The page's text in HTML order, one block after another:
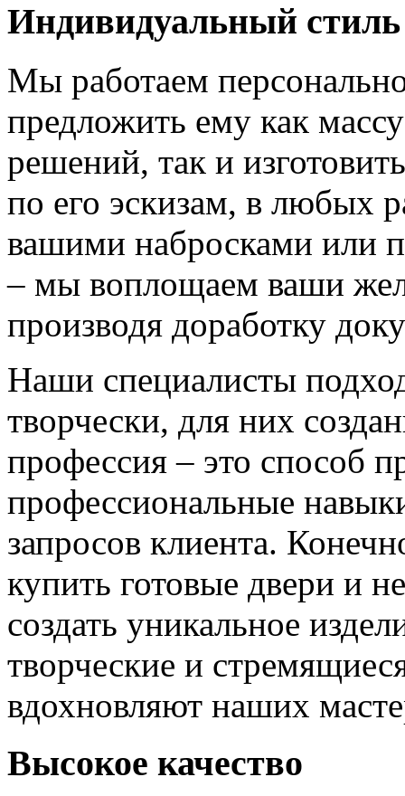
Индивидуальный стиль
Мы работаем
предложить ему как
решений, так и
по его эскизам, в любых
вашими набросками или
– мы воплощаем ваши
производя доработку
Наши специалисты
творчески, для них
профессия – это способ
профессиональные
запросов клиента.
купить готовые двери и
создать уникальное
творческие и
вдохновляют наших
Высокое качество